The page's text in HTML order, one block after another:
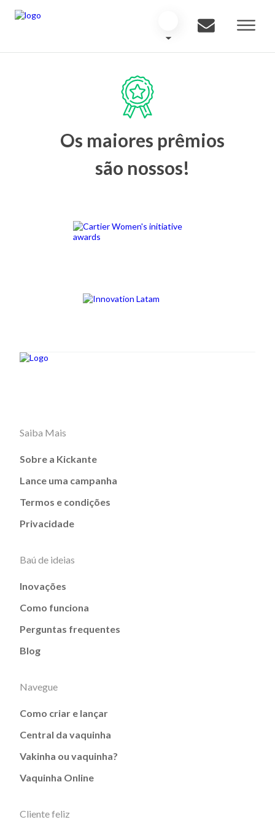
Os maiores prêmios
são nossos!
Saiba Mais
Sobre a Kickante
Lance uma campanha
Termos e condições
Privacidade
Baú de ideias
Inovações
Como funciona
Perguntas frequentes
Blog
Navegue
Como criar e lançar
Central da vaquinha
Vakinha ou vaquinha?
Vaquinha Online
Cliente feliz